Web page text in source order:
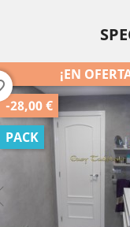
favorite_border
¡EN
-35,00 €
PACK